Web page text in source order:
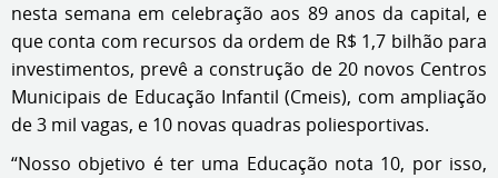
nesta semana em celebração aos 89 anos da capital, e
que conta com recursos da ordem de R$ 1,7 bilhão para
investimentos, prevê a construção de 20 novos Centros
Municipais de Educação Infantil (Cmeis), com ampliação
de 3 mil vagas, e 10 novas quadras poliesportivas.
“Nosso objetivo é ter uma Educação nota 10, por isso,